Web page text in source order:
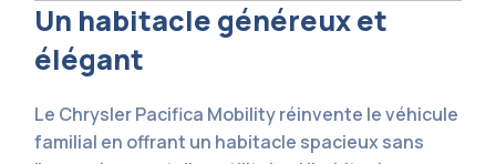
Un habitacle généreux et
élégant
Le Chrysler Pacifica Mobility réinvente le véhicule
familial en offrant un habitacle spacieux sans